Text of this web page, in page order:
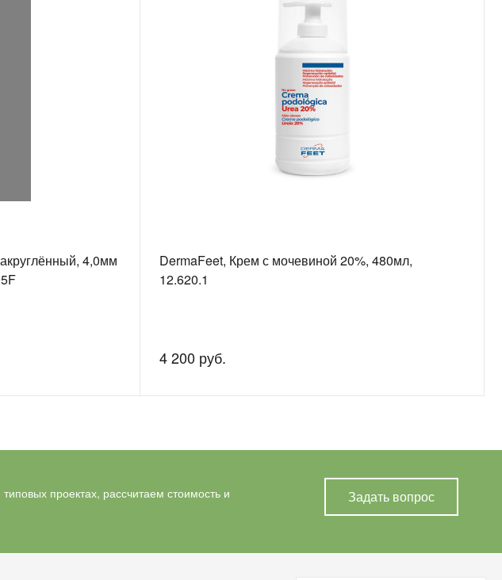
4,0мм
DermaFeet, Крем с мочевиной 20%, 480мл,
12.620.1
4 200 руб.
проектах, рассчитаем стоимость и
Задать вопрос